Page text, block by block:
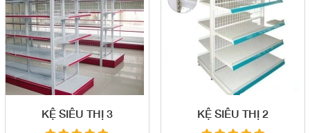
KỆ SIÊU THỊ 3 KỆ SIÊU THỊ 2